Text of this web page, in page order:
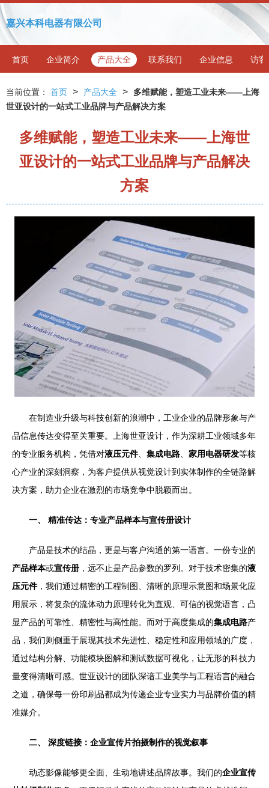
嘉兴本科电器有限公司
首页 企业简介 产品大全 联系我们 企业信息 访客
当前位置： 首页 > 产品大全 >
多维赋能，塑造工业未来——上海
世亚设计的一站式工业品牌与产品解决方案
多维赋能，塑造工业未来——上海世
亚设计的一站式工业品牌与产品解决
方案
在制造业升级与科技创新的浪潮中，工业企业的品牌形象与产
品信息传达变得至关重要。上海世亚设计，作为深耕工业领域多年
的专业服务机构，凭借对液压元件、 集成电路 家用电器研发等核
心产业的深刻洞察，为客户提供从视觉设计到实体制作的全链路解
决方案，助力企业在激烈的市场竞争中脱颖而出。
一、 精准传达：专业产品样本与宣传册设计
产品是技术的结晶，更是与客户沟通的第一语言。一份专业的
产品样本或宣传册 ，远不止是产品参数的罗列。对于技术密集的液
压元件，我们通过精密的工程制图、清晰的原理示意图和场景化应
用展示，将复杂的流体动力原理转化为直观、可信的视觉语言，凸
显产品的可靠性、精密性与高性能。而对于高度集成的集成电路产
品，我们则侧重于展现其技术先进性、稳定性和应用领域的广度，
通过结构分解、功能模块图解和测试数据可视化，让无形的科技力
量变得清晰可感。世亚设计的团队深谙工业美学与工程语言的融合
之道，确保每一份印刷品都成为传递企业专业实力与品牌价值的精
准媒介。
二、 深度链接：企业宣传片拍摄制作的视觉叙事
动态影像能够更全面、生动地讲述品牌故事。我们的企业宣传